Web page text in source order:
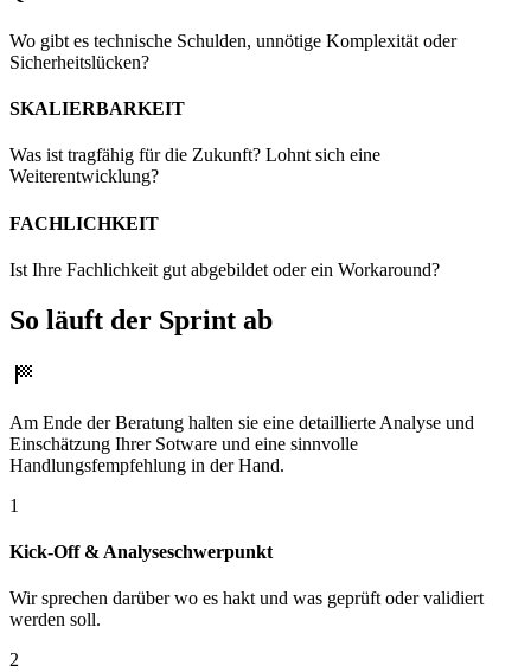
Wo gibt es technische Schulden, unnötige Komplexität oder
Sicherheitslücken?
SKALIERBARKEIT
Was ist tragfähig für die Zukunft? Lohnt sich eine
Weiterentwicklung?
FACHLICHKEIT
Ist Ihre Fachlichkeit gut abgebildet oder ein Workaround?
So läuft der Sprint ab
Am Ende der Beratung halten sie eine detaillierte Analyse und
Einschätzung Ihrer Sotware und eine sinnvolle
Handlungsfempfehlung in der Hand.
1
Kick-Off & Analyseschwerpunkt
Wir sprechen darüber wo es hakt und was geprüft oder validiert
werden soll.
2